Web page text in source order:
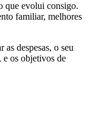
que evolui consigo.
familiar, melhores
as despesas, o seu
e os objetivos de